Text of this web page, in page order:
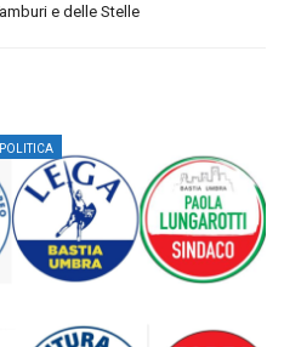
e delle Stelle
POLITICA